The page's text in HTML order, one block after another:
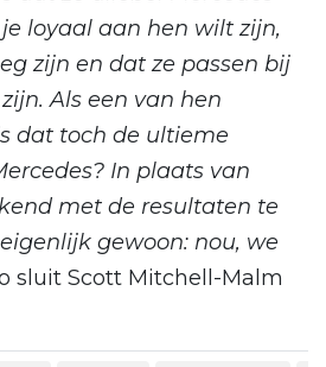
loyaal aan hen wilt zijn,
zijn en dat ze passen bij
Als een van hen
dat toch de ultieme
In plaats van
met de resultaten te
gewoon: nou, we
sluit Scott Mitchell-Malm